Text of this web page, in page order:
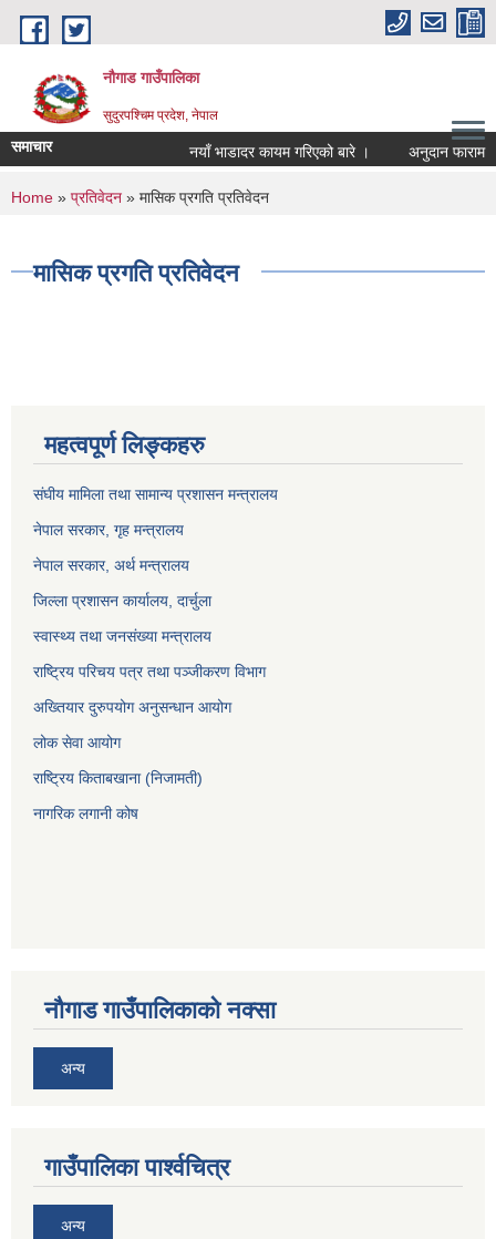
Skip to main content
नौगाड गाउँपालिका
सुदुरपश्चिम प्रदेश, नेपाल
समाचार नयाँ भाडादर कायम गरिएको बारे । अनुदान फाराम
You are here
Home » प्रतिवेदन » मासिक प्रगति प्रतिवेदन
मासिक प्रगति प्रतिवेदन
महत्वपूर्ण लिङ्कहरु
संघीय मामिला तथा सामान्य प्रशासन मन्त्रालय
नेपाल सरकार, गृह मन्त्रालय
नेपाल सरकार, अर्थ मन्त्रालय
जिल्ला प्रशासन कार्यालय, दार्चुला
स्वास्थ्य तथा जनसंख्या मन्त्रालय
राष्ट्रिय परिचय पत्र तथा पञ्जीकरण विभाग
अख्तियार दुरुपयोग अनुसन्धान आयोग
लोक सेवा आयोग
राष्ट्रिय किताबखाना (निजामती)
नागरिक लगानी कोष
नौगाड गाउँपालिकाको नक्सा
अन्य
गाउँपालिका पार्श्वचित्र
अन्य